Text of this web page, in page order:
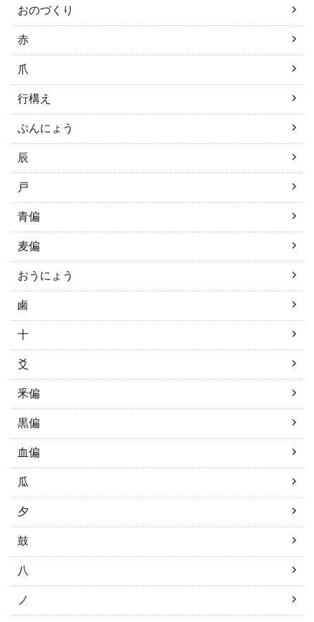
おのづくり
赤
爪
行構え
ぶんにょう
辰
戸
青偏
麦偏
おうにょう
鹵
十
爻
釆偏
黒偏
血偏
瓜
夕
鼓
八
ノ